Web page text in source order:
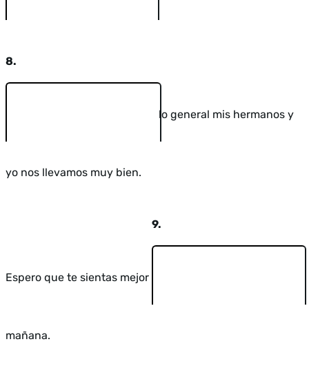
8.
lo general mis hermanos y
yo nos llevamos muy bien.
Espero que te sientas mejor
9.
mañana.